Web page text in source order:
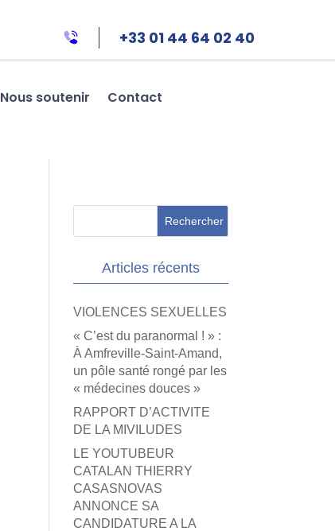
+33 01 44 64 02 40
Nous soutenir Contact
Articles récents
VIOLENCES SEXUELLES
« C’est du paranormal ! » :
À Amfreville-Saint-Amand,
un pôle santé rongé par les
« médecines douces »
RAPPORT D’ACTIVITE
DE LA MIVILUDES
LE YOUTUBEUR
CATALAN THIERRY
CASASNOVAS
ANNONCE SA
CANDIDATURE A LA